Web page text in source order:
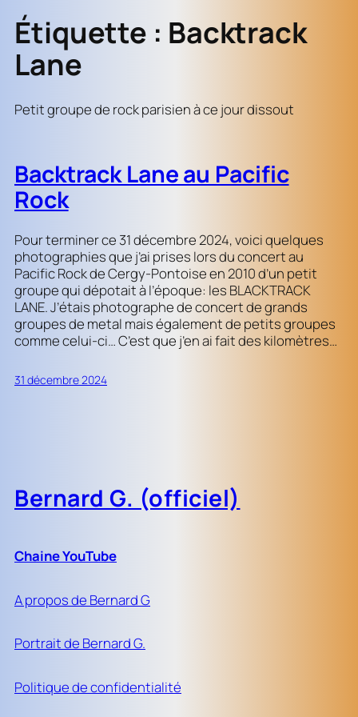
Étiquette : Backtrack
Lane
Petit groupe de rock parisien à ce jour dissout
Backtrack Lane au Pacific
Rock
Pour terminer ce 31 décembre 2024, voici quelques
photographies que j’ai prises lors du concert au
Pacific Rock de Cergy-Pontoise en 2010 d’un petit
groupe qui dépotait à l’époque: les BLACKTRACK
LANE. J’étais photographe de concert de grands
groupes de metal mais également de petits groupes
comme celui-ci… C’est que j’en ai fait des kilomètres…
31 décembre 2024
Bernard G. (officiel)
Chaine YouTube
A propos de Bernard G
Portrait de Bernard G.
Politique de confidentialité